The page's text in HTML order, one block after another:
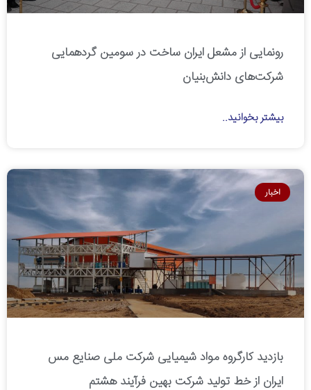
رونمایی از مشعل ایران ساخت در سومین گردهمایی
شرکت‌های دانش‌بنیان
بیشتر بخوانید..
اخبار
بازدید کارگروه مواد شیمیایی شرکت ملی صنایع مس
ایران از خط تولید شرکت بهین فرآیند هشتم